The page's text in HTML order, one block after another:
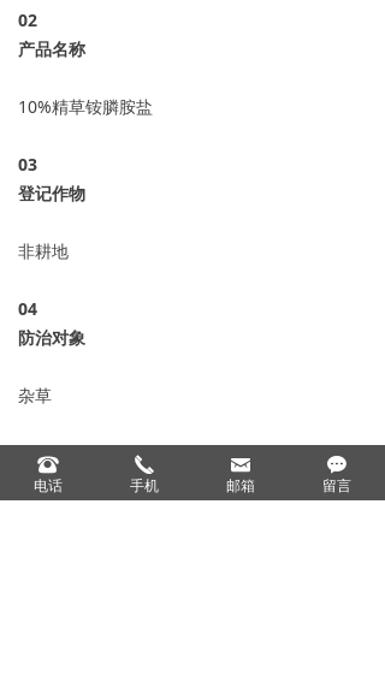
02
产品名称
10%精草铵膦胺盐
03
登记作物
非耕地
04
防治对象
杂草
05
登记用量
뀰
电话
끅
手机
낂
邮箱
끁
留言